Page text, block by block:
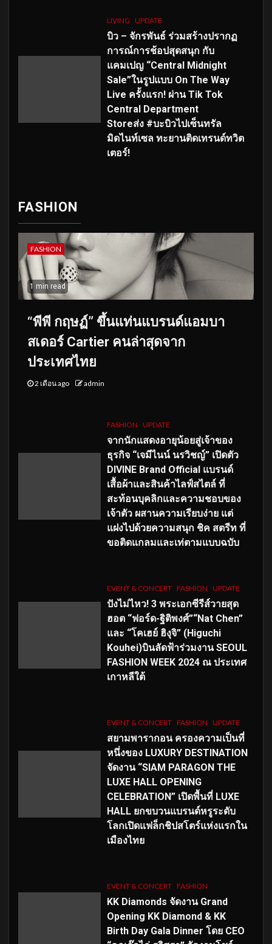
LIVING UPDATE
บิว – จักรพันธ์ ร่วมสร้างปรากฏ
การณ์การช้อปสุดสนุก กับ
แคมเปญ “Central Midnight
Sale”ในรูปแบบ On The Way
Live ครั้งแรก! ผ่าน Tik Tok
Central Department
Storeส่ง #บะบิวไปเซ็นทรัล
มิดไนท์เซล ทะยานติดเทรนด์ทวิต
เตอร์!
FASHION
FASHION
1 min read
“พีพี กฤษฏ์” ขึ้นแท่นแบรนด์แอมบา
สเดอร์ Cartier คนล่าสุดจาก
ประเทศไทย
2 เดือน ago admin
FASHION UPDATE
จากนักแสดงอายุน้อยสู่เจ้าของ
ธุรกิจ “เจมีไนน์ นรวิชญ์” เปิดตัว
DIVINE Brand Official แบรนด์
เสื้อผ้าและสินค้าไลฟ์สไตล์ ที่
สะท้อนบุคลิกและความชอบของ
เจ้าตัว ผสานความเรียบง่าย แต่
แฝงไปด้วยความสนุก ชิค สตรีท ที่
ขอติดแกลมและเท่ตามแบบฉบับ
EVENT & CONCERT FASHION UPDATE
ปังไม่ไหว! 3 พระเอกซีรีส์วายสุด
ฮอต “ฟอร์ด-ฐิติพงศ์”“Nat Chen”
และ “โคเฮย์ ฮิงุจิ” (Higuchi
Kouhei)บินลัดฟ้าร่วมงาน SEOUL
FASHION WEEK 2024 ณ ประเทศ
เกาหลีใต้
EVENT & CONCERT FASHION UPDATE
สยามพารากอน ครองความเป็นที่
หนึ่งของ LUXURY DESTINATION
จัดงาน “SIAM PARAGON THE
LUXE HALL OPENING
CELEBRATION” เปิดพื้นที่ LUXE
HALL ยกขบวนแบรนด์หรูระดับ
โลกเปิดแฟล็กชิปสโตร์แห่งแรกใน
เมืองไทย
EVENT & CONCERT FASHION
KK Diamonds จัดงาน Grand
Opening KK Diamond & KK
Birth Day Gala Dinner โดย CEO